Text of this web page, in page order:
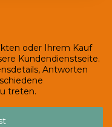
oder Ihrem Kauf
Kundendienstseite.
Antworten
treten.